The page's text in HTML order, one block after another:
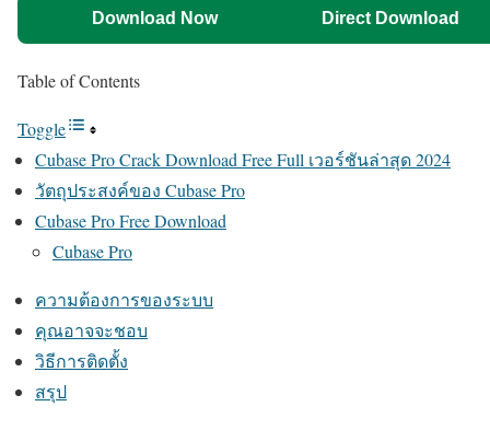
Download Now Direct Download
Table of Contents
Toggle
Cubase Pro Crack Download Free Full เวอร์ชันล่าสุด 2024
วัตถุประสงค์ของ Cubase Pro
Cubase Pro Free Download
Cubase Pro
ความต้องการของระบบ
คุณอาจจะชอบ
วิธีการติดตั้ง
สรุป